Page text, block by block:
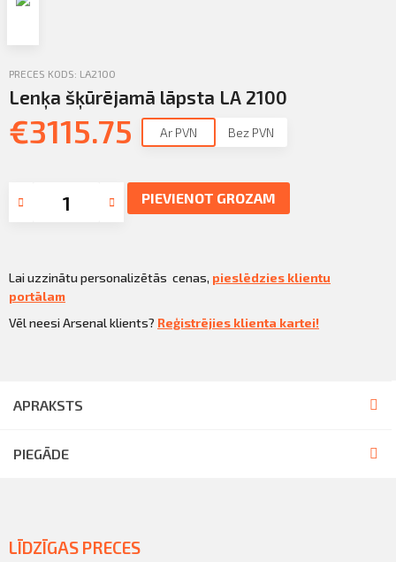
Sazināties
Iziet
PRECES KODS: LA2100
Lenķa šķūrējamā lāpsta LA 2100
€3115.75 Ar PVN Bez PVN
PIEVIENOT GROZAM
Lai uzzinātu personalizētās cenas, pieslēdzies klientu
portālam
Vēl neesi Arsenal klients? Reģistrējies klienta kartei!
APRAKSTS
PIEGĀDE
LĪDZĪGAS PRECES